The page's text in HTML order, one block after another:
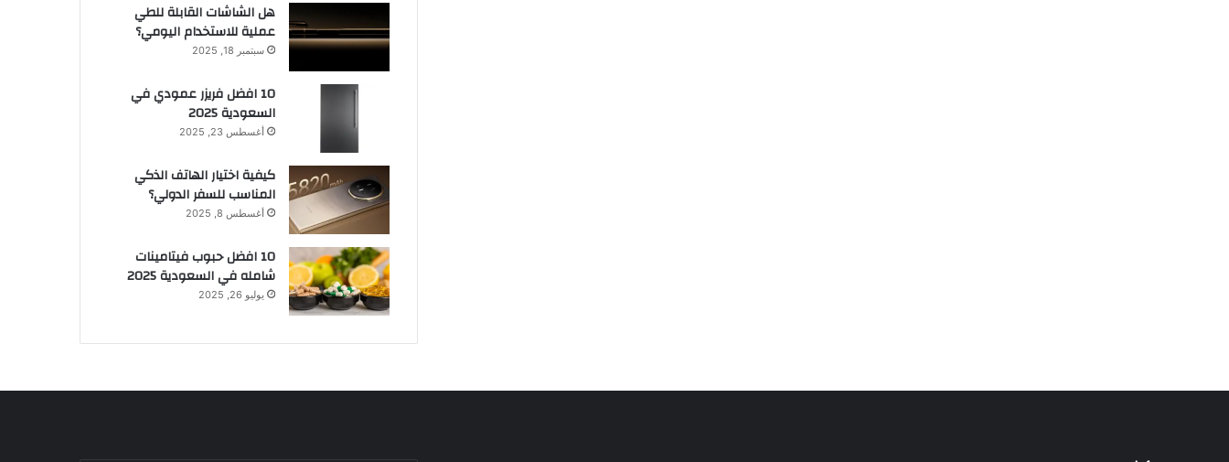
هل الشاشات القابلة للطي
عملية للاستخدام اليومي؟
سبتمبر 18, 2025
10 افضل فريزر عمودي​ في
السعودية​ 2025
أغسطس 23, 2025
كيفية اختيار الهاتف الذكي
المناسب للسفر الدولي؟
أغسطس 8, 2025
10 افضل حبوب فيتامينات
شامله​ في السعودية 2025
يوليو 26, 2025